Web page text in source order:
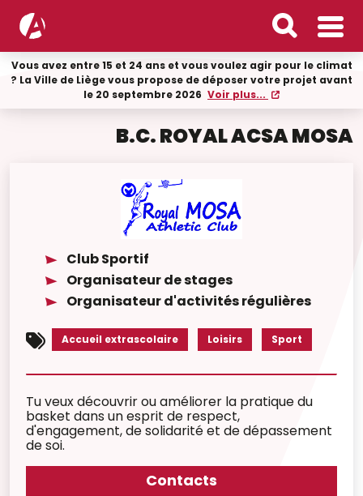
Vous avez entre 15 et 24 ans et vous voulez agir pour le climat
? La Ville de Liège vous propose de déposer votre projet avant
le 20 septembre 2026 Voir plus...
B.C. ROYAL ACSA MOSA
Club Sportif
Organisateur de stages
Organisateur d'activités régulières
Accueil extrascolaire Loisirs Sport
Tu veux découvrir ou améliorer la pratique du
basket dans un esprit de respect,
d'engagement, de solidarité et de dépassement
de soi.
Contacts